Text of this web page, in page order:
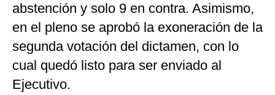
abstención y solo 9 en contra. Asimismo,
en el pleno se aprobó la exoneración de la
segunda votación del dictamen, con lo
cual quedó listo para ser enviado al
Ejecutivo.